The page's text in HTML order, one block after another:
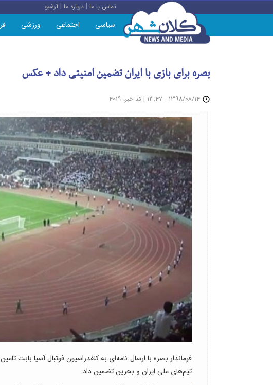
تماس با ما |درباره ما |آرشیو
سیاسی اجتماعی ورزشی
بصره برای بازی با ایران تضمین امنیتی داد + عکس
| کد خبر: ۴۰۱۹
تیم‌های ملی ایران و بحرین تضمین داد.